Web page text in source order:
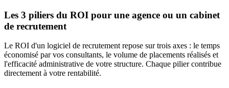
Les 3 piliers du ROI pour une agence ou un cabinet
de recrutement
Le ROI d'un logiciel de recrutement repose sur trois axes : le temps
économisé par vos consultants, le volume de placements réalisés et
l'efficacité administrative de votre structure. Chaque pilier contribue
directement à votre rentabilité.